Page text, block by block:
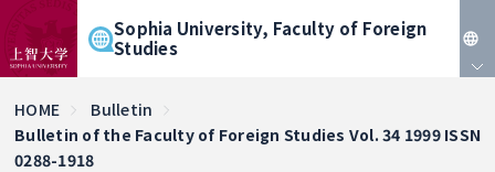
Sophia University, Faculty of Foreign
Studies
EN
HOME
Bulletin
Bulletin of the Faculty of Foreign Studies Vol. 34 1999 ISSN
0288-1918